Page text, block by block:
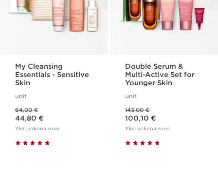
My Cleansing
Essentials - Sensitive
Skin
unit
64,00 €
Nykyinen hinta 44,80 €
44,80 €
Yksi kokonaisuus
Double Serum &
Multi-Active Set for
Younger Skin
unit
143,00 €
Nykyinen hinta 100,10 €
100,10 €
Yksi kokonaisuus